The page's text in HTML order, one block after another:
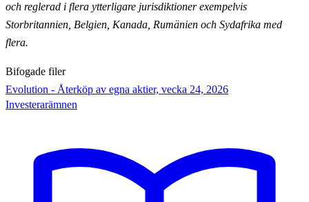
och reglerad i flera ytterligare jurisdiktioner exempelvis
Storbritannien, Belgien, Kanada, Rumänien och Sydafrika med
flera.
Bifogade filer
Evolution - Återköp av egna aktier, vecka 24, 2026
Investerarämnen